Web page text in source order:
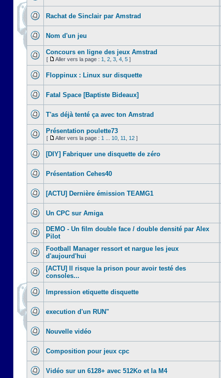
Rachat de Sinclair par Amstrad
Nom d'un jeu
Concours en ligne des jeux Amstrad
[ Aller vers la page : 1 2 3 4 5 ]
Floppinux : Linux sur disquette
Fatal Space [Baptiste Bideaux]
T'as déjà tenté ça avec ton Amstrad
Présentation poulette73
[ Aller vers la page : 1 10 11 12 ]
[DIY] Fabriquer une disquette de zéro
Présentation Cehes40
[ACTU] Dernière émission TEAMG1
Un CPC sur Amiga
DEMO - Un film double face / double densité par Alex
Pilot
Football Manager ressort et nargue les jeux
d'aujourd'hui
[ACTU] Il risque la prison pour avoir testé des
consoles...
Impression etiquette disquette
execution d'un RUN"
Nouvelle vidéo
Composition pour jeux cpc
Vidéo sur un 6128+ avec 512Ko et la M4